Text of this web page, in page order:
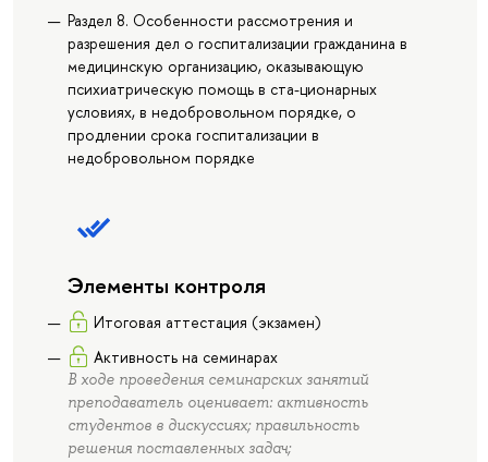
Раздел 8. Особенности рассмотрения и
разрешения дел о госпитализации гражданина в
медицинскую организацию, оказывающую
психиатрическую помощь в ста-ционарных
условиях, в недобровольном порядке, о
продлении срока госпитализации в
недобровольном порядке
Элементы контроля
Итоговая аттестация (экзамен)
Активность на семинарах
В ходе проведения семинарских занятий
преподаватель оценивает: активность
студентов в дискуссиях; правильность
решения поставленных задач;